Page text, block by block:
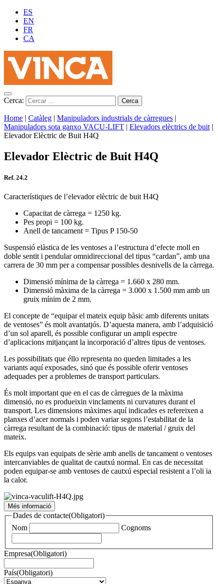
ES
EN
FR
CA
Cerca:
Home | Catàleg | Manipuladors industrials de càrregues |
Manipuladors sota ganxo VACU-LIFT | Elevadors elèctrics de buit |
Elevador Elèctric de Buit H4Q
Elevador Elèctric de Buit H4Q
Ref. 24.2
Característiques de l’elevador elèctric de buit H4Q
Capacitat de càrrega = 1250 kg.
Pes propi = 100 kg.
Anell de tancament = Tipus P 150-50
Suspensió elàstica de les ventoses a l’estructura d’efecte moll en
doble sentit i pendular omnidireccional del tipus “cardan”, amb una
carrera de 30 mm per a compensar possibles desnivells de la càrrega.
Dimensió mínima de la càrrega = 1.660 x 280 mm.
Dimensió màxima de la càrrega = 3.000 x 1.500 mm amb un
gruix mínim de 2 mm.
El concepte de “equipar el mateix equip bàsic amb diferents unitats
de ventoses” és molt avantatjós. D’aquesta manera, amb l’adquisició
d’un sol aparell, és possible configurar un ampli espectre
d’aplicacions mitjançant la incorporació d’altres tipus de ventoses.
Les possibilitats que éllo representa no queden limitades a les
variants aquí exposades, sinó que és possible oferir ventoses
adequades per a problemes de transport particulars.
És molt important que en el cas de càrregues de la màxima
dimensió, no es produeixin vinclaments ni curvatures durant el
transport. Les dimensions màximes aquí indicades es refereixen a
planxes d’acer normals i poden variar segons l’estabilitat de la
càrrega resultant de la combinació: tipus de material / gruix del
mateix.
Els equips van equipats de sèrie amb anells de tancament o ventoses
intercanviables de qualitat de cautxú normal. En cas de necessitat
poden equipar-se amb ventoses de cautxú especial resistent a l’oli ia
la calor.
Més informació
Dades de contacte(Obligatori)
Nom
Cognoms
Empresa(Obligatori)
País(Obligatori)